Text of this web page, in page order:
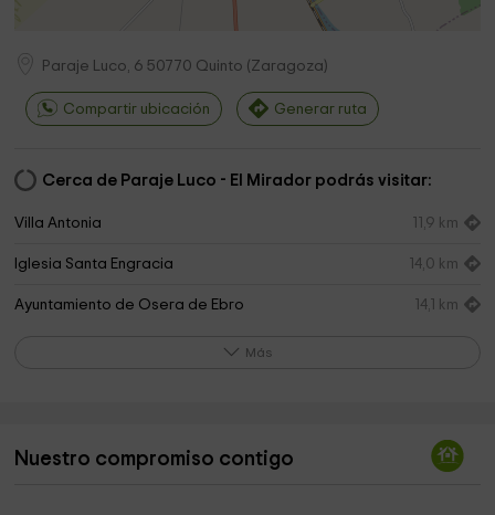
Paraje Luco, 6 50770 Quinto (Zaragoza)
Compartir ubicación Generar ruta
Cerca de Paraje Luco - El Mirador podrás visitar:
Villa Antonia 11,9 km
Iglesia Santa Engracia 14,0 km
Ayuntamiento de Osera de Ebro 14,1 km
Municipio de Fuentes de Ebro 14,8 km
Más
Nuestro compromiso contigo